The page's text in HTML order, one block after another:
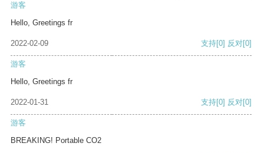
游客
Hello, Greetings fr
2022-02-09 支持[0] 反对[0]
游客
Hello, Greetings fr
2022-01-31 支持[0] 反对[0]
游客
BREAKING! Portable CO2